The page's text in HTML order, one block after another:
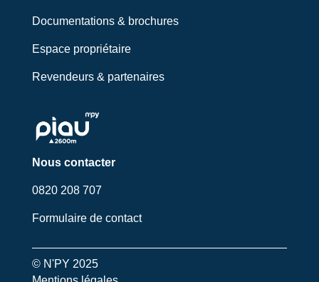
Documentations & brochures
Espace propriétaire
Revendeurs & partenaires
Nous contacter
0820 208 707
Formulaire de contact
© N'PY 2025